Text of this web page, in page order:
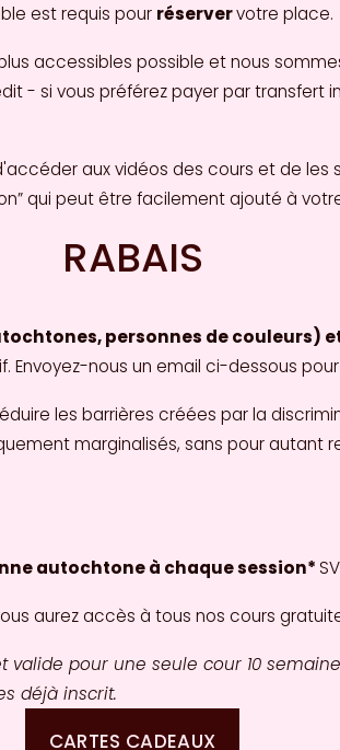
est requis pour réserver votre place.
accessibles possible et nous
- si vous préférez payer par transfert
aux vidéos des cours et de les
qui peut être facilement ajouté à
RABAIS
personnes de couleurs)
Envoyez-nous un email ci-dessous
les barrières créées par la
marginalisés, sans pour autant
autochtone à chaque session*
aurez accès à tous nos cours
pour une seule cour 10
déjà inscrit.
CARTES CADEAUX